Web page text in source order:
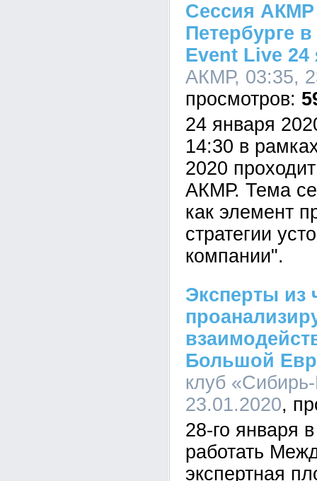
Сессия АКМР
Петербурге
Event Live 24
АКМР, 03:35,
24 января
14:30 в
2020
АКМР. Тема
как элемент
стратегии
компании".
Эксперты из
Большой
клуб
23.01.2020
28-го января
работать
экспертная